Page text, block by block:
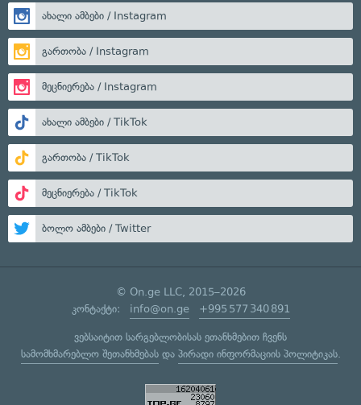
ახალი ამბები / Instagram
გართობა / Instagram
მეცნიერება / Instagram
ახალი ამბები / TikTok
გართობა / TikTok
მეცნიერება / TikTok
ბოლო ამბები / Twitter
© On.ge LLC, 2015–2026
კონტაქტი: info@on.ge +995 577 340 891
ვებსაიტით სარგებლობისას ეთანხმებით ჩვენს
სამომხმარებლო შეთანხმებასდა პირადი ინფორმაციის პოლიტიკას.